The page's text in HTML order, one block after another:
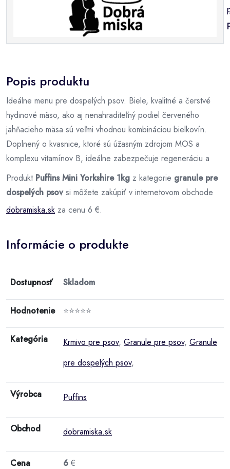
Popis produktu
Ideálne menu pre dospelých psov. Biele, kvalitné a čerstvé
hydinové mäso, ako aj nenahraditeľný podiel červeného
jahňacieho mäsa sú veľmi vhodnou kombináciou bielkovín.
Doplnený o kvasnice, ktoré sú úžasným zdrojom MOS a
komplexu vitamínov B, ideálne zabezpečuje regeneráciu a
Produkt Puffins Mini Yorkshire 1kg z kategorie granule pre
dospelých psovsi môžete zakúpiť v internetovom obchode
dobramiska.sk za cenu 6 €.
Informácie o produkte
Dostupnosť Skladom
Hodnotenie ⭐⭐⭐⭐⭐
Kategória Krmivo pre psov, Granule pre psov, Granule
pre dospelých psov,
Výrobca Puffins
Obchod dobramiska.sk
Cena 6 €